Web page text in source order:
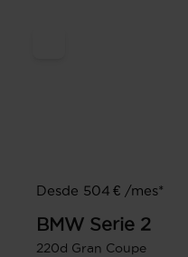
Desde 504 € /mes*
BMW Serie 2
220d Gran Coupe